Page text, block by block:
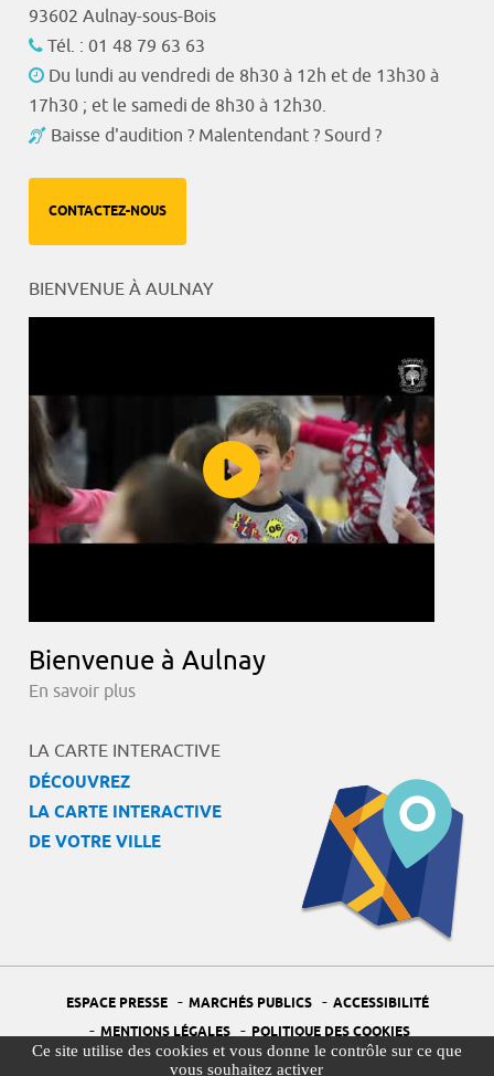
Ce site utilise des cookies et vous donne le contrôle sur ce que
vous souhaitez activer
93602 Aulnay-sous-Bois
Tél. : 01 48 79 63 63
Du lundi au vendredi de 8h30 à 12h et de 13h30 à
17h30 ; et le samedi de 8h30 à 12h30.
Baisse d'audition ? Malentendant ? Sourd ?
CONTACTEZ-NOUS
BIENVENUE À AULNAY
Bienvenue à Aulnay
En savoir plus
LA CARTE INTERACTIVE
DÉCOUVREZ
LA CARTE INTERACTIVE
DE VOTRE VILLE
ESPACE PRESSE - MARCHÉS PUBLICS - ACCESSIBILITÉ
- MENTIONS LÉGALES - POLITIQUE DES COOKIES
PORTAIL DÉLÉGUÉ À LA PROTECTION DES DONNÉES - PLAN DU SITE